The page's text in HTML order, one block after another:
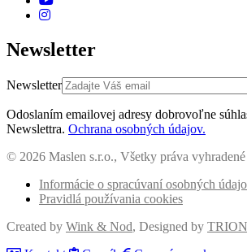
Newsletter
Newsletter
Odoslaním emailovej adresy dobrovoľne
Newslettra. Ochrana osobných údajov.
© 2026 Maslen s.r.o., Všetky práva vyhradené
Informácie o spracúvaní osobných
Pravidlá používania cookies
Created by Wink & Nod, Designed by